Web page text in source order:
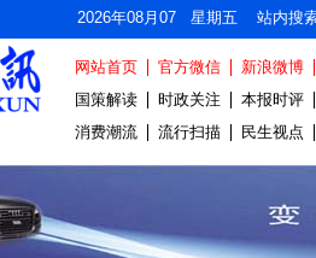
2026年08月07 星期五 站内搜
网站首页 官方微信
新浪微博
国策解读
时政关注
本报时评
消费潮流
流行扫描 民生视点